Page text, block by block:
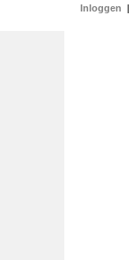
Inloggen |